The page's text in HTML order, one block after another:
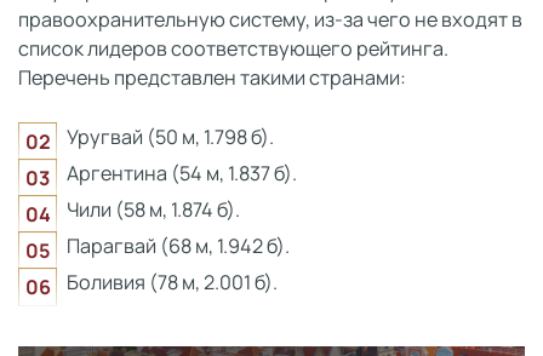
правоохранительную систему, из-за чего не входят в
список лидеров соответствующего рейтинга.
Перечень представлен такими странами:
Уругвай (50 м, 1.798 б).
Аргентина (54 м, 1.837 б).
Чили (58 м, 1.874 б).
Парагвай (68 м, 1.942 б).
Боливия (78 м, 2.001 б).